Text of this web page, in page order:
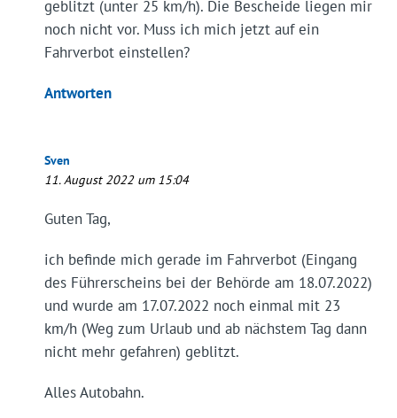
geblitzt (unter 25 km/h). Die Bescheide liegen mir
noch nicht vor. Muss ich mich jetzt auf ein
Fahrverbot einstellen?
Antworten
Sven
11. August 2022 um 15:04
Guten Tag,
ich befinde mich gerade im Fahrverbot (Eingang
des Führerscheins bei der Behörde am 18.07.2022)
und wurde am 17.07.2022 noch einmal mit 23
km/h (Weg zum Urlaub und ab nächstem Tag dann
nicht mehr gefahren) geblitzt.
Alles Autobahn.